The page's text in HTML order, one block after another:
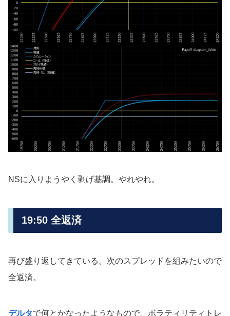
NSに入りようやく剥げ基調。やれやれ。
19:50 全返済
再び盛り返してきている。次のスプレッドを組みたいので
全返済。
デルタで何とかなったようなもので、ボラティリティトレ